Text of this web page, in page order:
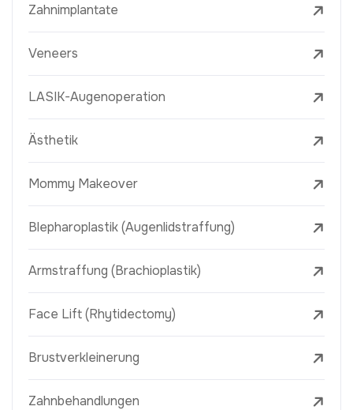
Zahnimplantate
Veneers
LASIK-Augenoperation
Ästhetik
Mommy Makeover
Blepharoplastik (Augenlidstraffung)
Armstraffung (Brachioplastik)
Face Lift (Rhytidectomy)
Brustverkleinerung
Zahnbehandlungen